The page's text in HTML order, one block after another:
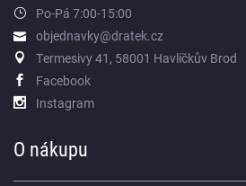
Po-Pá 7:00-15:00
objednavky@dratek.cz
Termesivy 41, 58001 Havlíčkův Brod
Facebook
Instagram
O nákupu